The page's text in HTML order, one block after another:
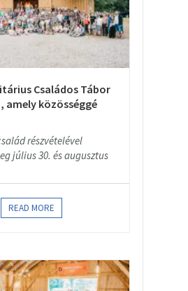
Családos Tábor
amely közösséggé
részvételével
július 30. és augusztus
READ MORE